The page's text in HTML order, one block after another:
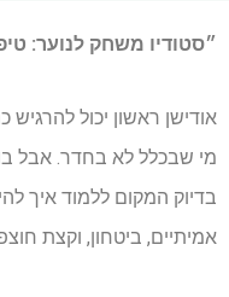
״סטודיו משחק לנוער:
אודישן ראשון יכול
מי שבכלל לא בחדר. אבל
בדיוק המקום ללמוד איך
אמיתיים, ביטחון, וקצת